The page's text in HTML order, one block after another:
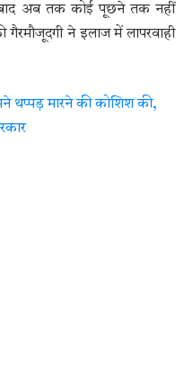
अब तक कोई पूछने तक नहीं
ने इलाज में लापरवाही
थप्पड़ मारने की कोशिश की,